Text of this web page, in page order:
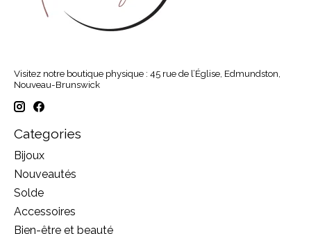
Visitez notre boutique physique : 45 rue de l’Église, Edmundston,
Nouveau-Brunswick
Categories
Bijoux
Nouveautés
Solde
Accessoires
Bien-être et beauté